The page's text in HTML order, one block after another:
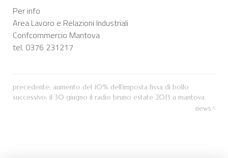
Per info
Area Lavoro e Relazioni Industriali
Confcommercio Mantova
tel. 0376 231217
precedente: aumento del 10% dell'imposta fissa di bollo
successivo: il 30 giugno il radio bruno estate 2013 a mantova
news